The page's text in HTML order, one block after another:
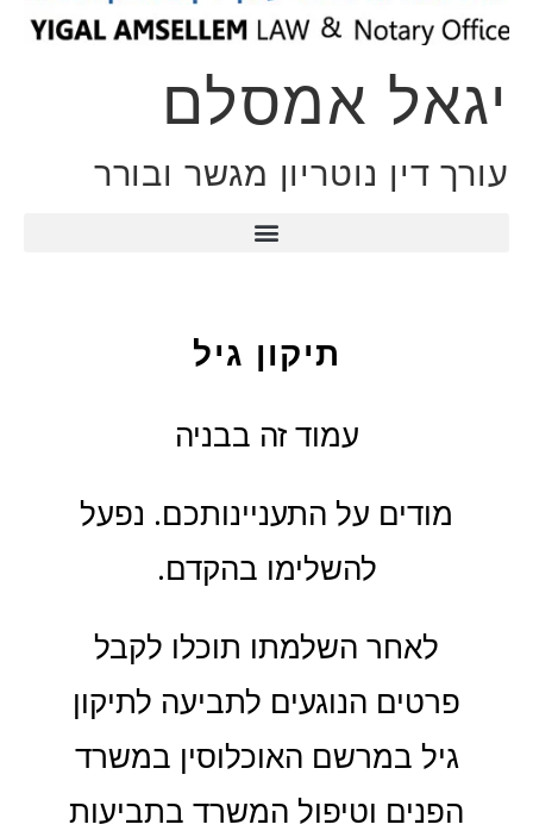
יגאל אמסלם
עורך דין נוטריון מגשר ובורר
תיקון גיל
עמוד זה בבניה
מודים על התעניינותכם. נפעל
להשלימו בהקדם.
לאחר השלמתו תוכלו לקבל
פרטים הנוגעים לתביעה לתיקון
גיל במרשם האוכלוסין במשרד
הפנים וטיפול המשרד בתביעות